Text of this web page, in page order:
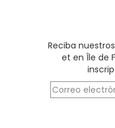
Reciba
et en Île de